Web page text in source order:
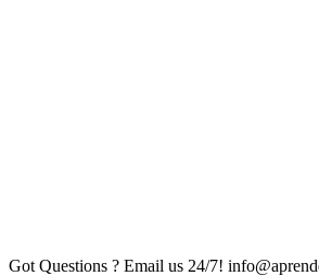
Got Questions ? Email us 24/7!